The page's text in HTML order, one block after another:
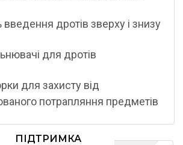
дротів зверху і знизу
для дротів
для захисту від
потрапляння предметів
ПІДТРИМКА